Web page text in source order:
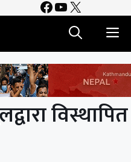
Facebook
YouTube
X
विस्थापित